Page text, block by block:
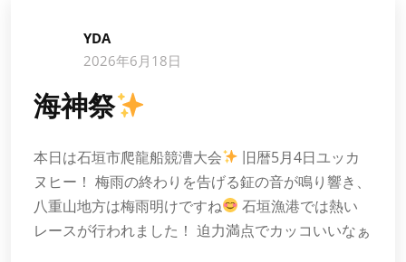
YDA
2026年6月18日
海神祭
本日は石垣市爬龍船競漕大会
旧暦5月4日ユッカ
ヌヒー！ 梅雨の終わりを告げる鉦の音が鳴り響き、
八重山地方は梅雨明けですね
石垣漁港では熱い
レースが行われました！ 迫力満点でカッコいいなぁ